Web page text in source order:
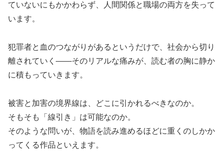
ていないにもかかわらず、人間関係と職場の両方を失って
います。
犯罪者と血のつながりがあるというだけで、社会から切り
離されていく——そのリアルな痛みが、読む者の胸に静か
に積もっていきます。
被害と加害の境界線は、どこに引かれるべきなのか。
そもそも「線引き」は可能なのか。
そのような問いが、物語を読み進めるほどに重くのしかか
ってくる作品といえます。